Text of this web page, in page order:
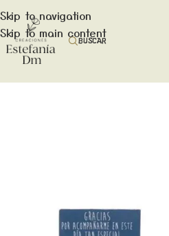
Skip to navigation
Skip to main content
BUSCAR